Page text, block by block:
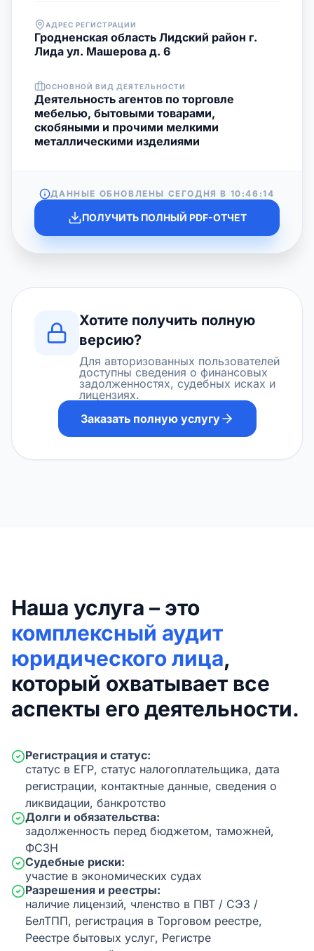
АДРЕС РЕГИСТРАЦИИ
Гродненская область Лидский район г.
Лида ул. Машерова д. 6
ОСНОВНОЙ ВИД ДЕЯТЕЛЬНОСТИ
Деятельность агентов по торговле
мебелью, бытовыми товарами,
скобяными и прочими мелкими
металлическими изделиями
ДАННЫЕ ОБНОВЛЕНЫ СЕГОДНЯ В 10:46:14
ПОЛУЧИТЬ ПОЛНЫЙ PDF-ОТЧЕТ
Хотите получить полную
версию?
Для авторизованных пользователей
доступны сведения о финансовых
задолженностях, судебных исках и
лицензиях.
Заказать полную услугу
Наша услуга – это
комплексный аудит
юридического лица,
который охватывает все
аспекты его деятельности.
Регистрация и статус:
статус в ЕГР, статус налогоплательщика, дата
регистрации, контактные данные, сведения о
ликвидации, банкротство
Долги и обязательства:
задолженность перед бюджетом, таможней,
ФСЗН
Судебные риски:
участие в экономических судах
Разрешения и реестры:
наличие лицензий, членство в ПВТ / СЭЗ /
БелТПП, регистрация в Торговом реестре,
Реестре бытовых услуг, Регистре